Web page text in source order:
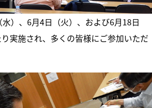
）、6月4日（火）、および6月18日
り実施され、多くの皆様にご参加いただ